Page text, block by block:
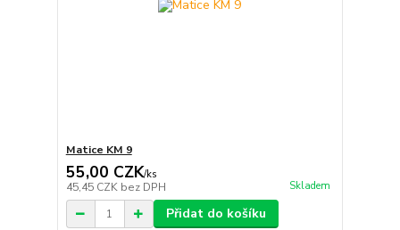
Matice KM 9
55,00 CZK/ks
45,45 CZK bez DPH Skladem
Přidat do košíku